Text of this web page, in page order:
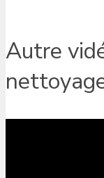
Autre